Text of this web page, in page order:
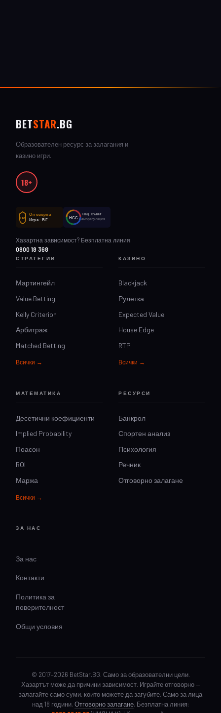
BETSTAR.BG
Образователен ресурс за залагания и
казино игри.
18+
ОИ
Отговорна
Игра · БГ
НСС
Нац. Съвет
Саморегулация
Хазартна зависимост? Безплатна линия:
0800 18 368
СТРАТЕГИИ
Мартингейл
Value Betting
Kelly Criterion
Арбитраж
Matched Betting
Всички →
КАЗИНО
Blackjack
Рулетка
Expected Value
House Edge
RTP
Всички →
МАТЕМАТИКА
Десетични коефициенти
Implied Probability
Поасон
ROI
Маржа
Всички →
РЕСУРСИ
Банкрол
Спортен анализ
Психология
Речник
Отговорно залагане
ЗА НАС
За нас
Контакти
Политика за
поверителност
Общи условия
© 2017–2026 BetStar.BG. Само за образователни цели.
Хазартът може да причини зависимост. Играйте отговорно —
залагайте само суми, които можете да загубите. Само за лица
над 18 години. Отговорно залагане. Безплатна линия: